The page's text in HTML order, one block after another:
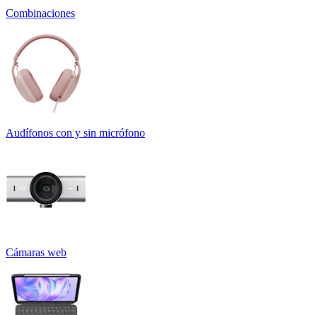
Combinaciones
Audífonos con y sin micrófono
Cámaras web